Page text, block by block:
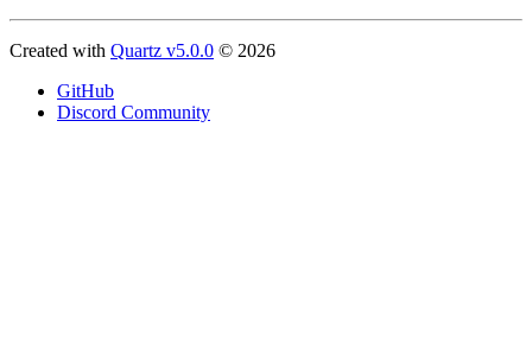
Created with Quartz v5.0.0 © 2026
GitHub
Discord Community